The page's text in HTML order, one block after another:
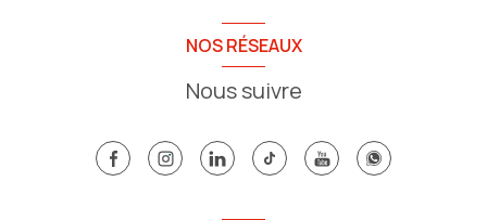
NOS RÉSEAUX
Nous suivre